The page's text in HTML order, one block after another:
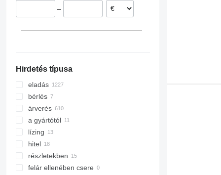
Svédország
Moldova
–
Hirdetés típusa
eladás
bérlés
árverés
a gyártótól
lízing
hitel
részletekben
felár ellenében csere